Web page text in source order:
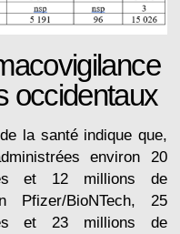
occidentaux
la santé indique que,
environ 20
et 12 millions de
Pfizer/BioNTech, 25
et 23 millions de